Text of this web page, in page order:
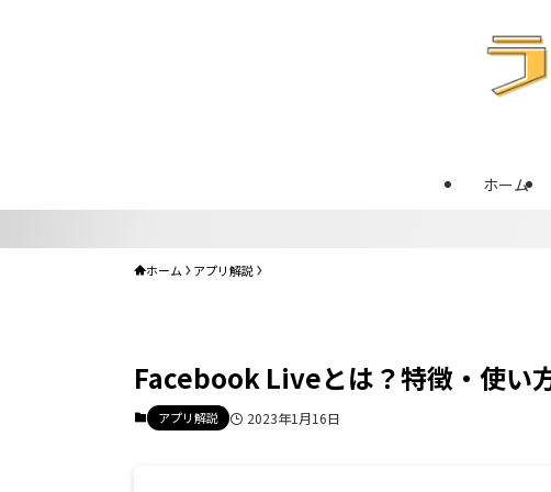
ホーム
ホーム アプリ解説
Facebook Liveとは？特徴・使い
アプリ解説 2023年1月16日